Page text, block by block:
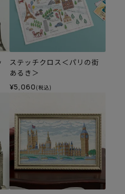
ステッチクロス＜パリの街
あるき＞
¥5,060 (税込)